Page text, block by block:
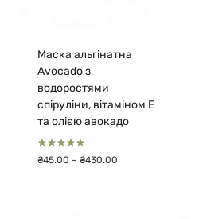
Маска альгінатна
Avocado з
водоростями
спіруліни, вітаміном Е
та олією авокадо
Оцінено в
5.00
₴45.00 – ₴430.00